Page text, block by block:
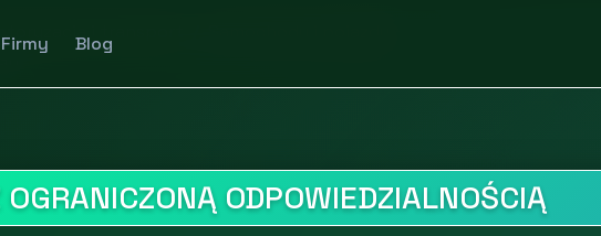
Firmy Blog
ODPOWIEDZIALNOŚCIĄ